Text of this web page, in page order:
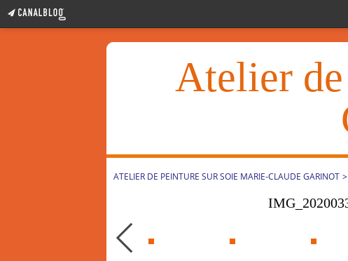
Atelier
ATELIER DE PEINTURE SUR SOIE MARIE-CLAUDE GARINOT >